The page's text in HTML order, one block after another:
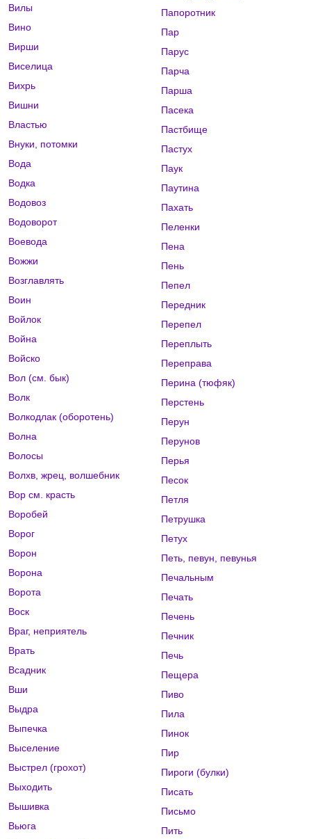
Вилы
Вино
Вирши
Виселица
Вихрь
Вишни
Властью
Внуки, потомки
Вода
Водка
Водовоз
Водоворот
Воевода
Вожжи
Возглавлять
Воин
Войлок
Война
Войско
Вол (см. бык)
Волк
Волкодлак (оборотень)
Волна
Волосы
Волхв, жрец, волшебник
Вор см. красть
Воробей
Ворог
Ворон
Ворона
Ворота
Воск
Враг, неприятель
Врать
Всадник
Вши
Выдра
Выпечка
Выселение
Выстрел (грохот)
Выходить
Вышивка
Вьюга
Папоротник
Пар
Парус
Парча
Парша
Пасека
Пастбище
Пастух
Паук
Паутина
Пахать
Пеленки
Пена
Пень
Пепел
Передник
Перепел
Переплыть
Переправа
Перина (тюфяк)
Перстень
Перун
Перунов
Перья
Песок
Петля
Петрушка
Петух
Петь, певун, певунья
Печальным
Печать
Печень
Печник
Печь
Пещера
Пиво
Пила
Пинок
Пир
Пироги (булки)
Писать
Письмо
Пить